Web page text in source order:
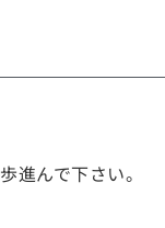
進んで下さい。